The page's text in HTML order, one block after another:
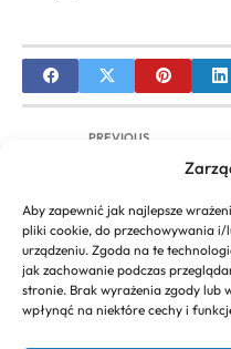
Aby zapewnić jak najlepsze
pliki cookie, do przechowywania
urządzeniu. Zgoda na te
jak zachowanie podczas
stronie. Brak wyrażenia zgody lub
wpłynąć na niektóre cechy i
PREVIOUS
Fryzura na
Kok z Warkoczem